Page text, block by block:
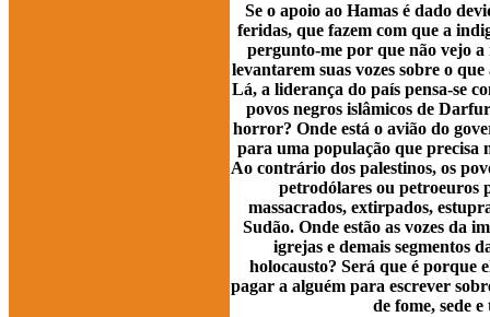
Se o apoio ao Hamas é dado
feridas, que fazem com que a
pergunto-me por que não vejo a
levantarem suas vozes sobre o
Lá, a liderança do país pensa-se
povos negros islâmicos de
horror? Onde está o avião do
para uma população que precisa
Ao contrário dos palestinos, os
petrodólares ou petroeuros
massacrados, extirpados,
Sudão. Onde estão as vozes da
igrejas e demais segmentos
holocausto? Será que é porque
pagar a alguém para escrever
de fome, sede